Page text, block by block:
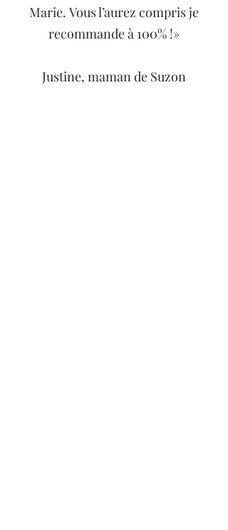
Marie. Vous l’aurez compris je
recommande à 100% !»
Justine, maman de Suzon